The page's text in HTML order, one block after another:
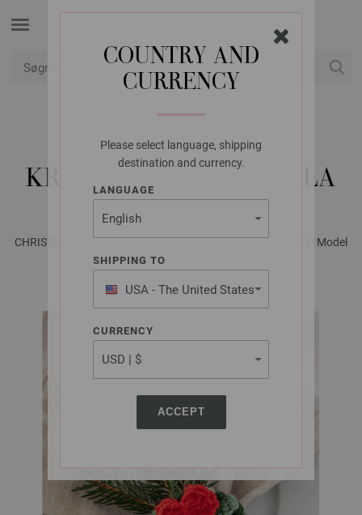
COUNTRY AND
CURRENCY
Please select language, shipping
destination and currency.
LANGUAGE
SHIPPING TO
USA - The United States
of America
CURRENCY
ACCEPT
FILATI STUDIO
KRANS MERINO MISCELA
CHRISTMAS Special - Magasin (DE) + Strikkeopskrifter (DK) | Model